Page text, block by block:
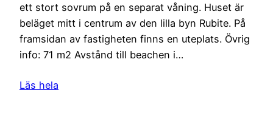
ett stort sovrum på en separat våning. Huset är
beläget mitt i centrum av den lilla byn Rubite. På
framsidan av fastigheten finns en uteplats. Övrig
info: 71 m2 Avstånd till beachen i…
Läs hela